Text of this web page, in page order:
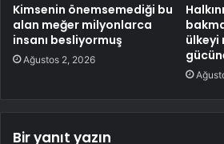
Kimsenin önemsemediği bu
alan meğer milyonlarca
insanı besliyormuş
Ağustos 2, 2026
ülkeyi
Bir yanıt yazın